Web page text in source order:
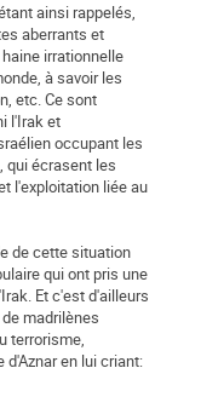
ainsi rappelés,
aberrants et
irrationnelle
à savoir les
etc. Ce sont
l'Irak et
occupant les
qui écrasent les
l'exploitation liée au
de cette situation
qui ont pris une
Et c'est d'ailleurs
madrilènes
terrorisme,
en lui criant: